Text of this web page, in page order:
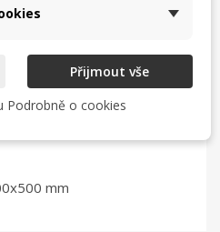
do myček
mm
Přijmout vše
Podrobně o cookies